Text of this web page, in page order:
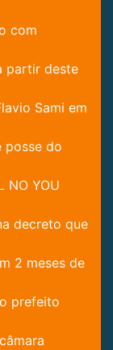
com
partir deste
Sami em
posse do
NO YOU
decreto que
2 meses de
prefeito